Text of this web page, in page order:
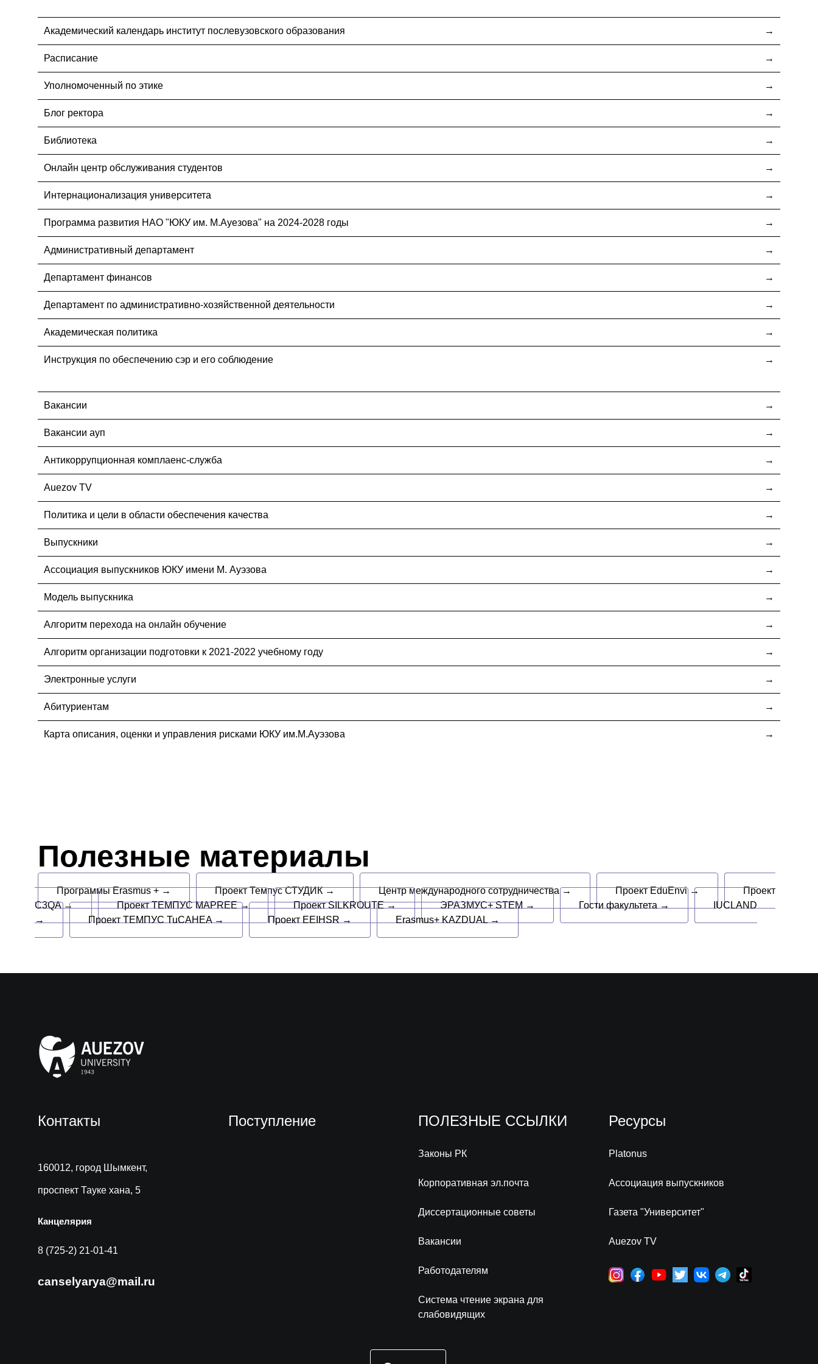
Академический календарь институт послевузовского образования
Расписание
Уполномоченный по этике
Блог ректора
Библиотека
Онлайн центр обслуживания студентов
Интернационализация университета
Программа развития НАО "ЮКУ им. М.Ауезова" на 2024-2028 годы
Административный департамент
Департамент финансов
Департамент по административно-хозяйственной деятельности
Академическая политика
Инструкция по обеспечению сэр и его соблюдение
Вакансии
Вакансии ауп
Антикоррупционная комплаенс-служба
Auezov TV
Политика и цели в области обеспечения качества
Выпускники
Ассоциация выпускников ЮКУ имени М. Ауэзова
Модель выпускника
Алгоритм перехода на онлайн обучение
Алгоритм организации подготовки к 2021-2022 учебному году
Электронные услуги
Абитуриентам
Карта описания, оценки и управления рисками ЮКУ им.М.Ауэзова
Полезные материалы
Программы Erasmus + → Проект Темпус СТУДИК → Центр международного сотрудничества → Проект EduEnvi →
Проект
C3QA →
Проект ТЕМПУС MAPREE → Проект SILKROUTE → ЭРАЗМУС+ STEM → Гости факультета →
IUCLAND
→
Проект ТЕМПУС TuCAHEA → Проект EEIHSR → Erasmus+ KAZDUAL →
Контакты
160012, город Шымкент,
проспект Тауке хана, 5
Канцелярия
8 (725-2) 21-01-41
canselyarya@mail.ru
Поступление ПОЛЕЗНЫЕ ССЫЛКИ
Законы РК
Корпоративная эл.почта
Диссертационные советы
Вакансии
Работодателям
Система чтение экрана для
слабовидящих
Ресурсы
Platonus
Ассоциация выпускников
Газета "Университет"
Auezov TV